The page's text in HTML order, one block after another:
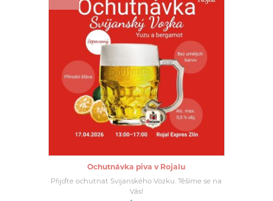
Ochutnávka piva v Rojalu
Přijďte ochutnat Svijanského Vozku. Těšíme se na
Vás!